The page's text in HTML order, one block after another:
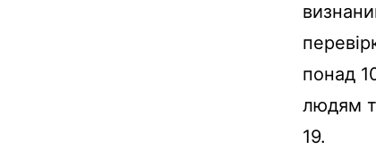
понад
людям
19.